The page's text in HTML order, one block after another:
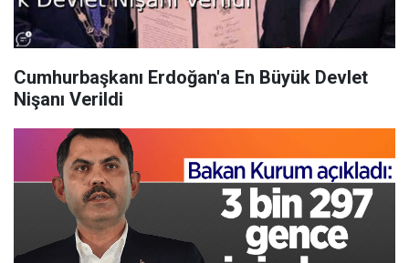
Cumhurbaşkanı Erdoğan'a En Büyük Devlet
Nişanı Verildi